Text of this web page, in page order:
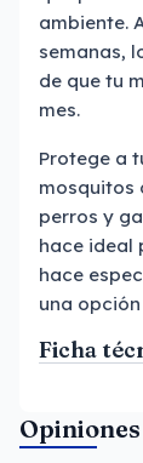
ambiente.
semanas,
de que tu
mes.
Protege a
mosquitos
perros y
hace ideal
hace
una
Ficha